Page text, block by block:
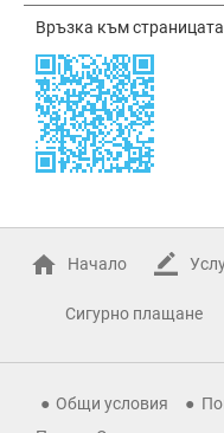
Връзка към
Начало
Сигурно плащане
Общи условия